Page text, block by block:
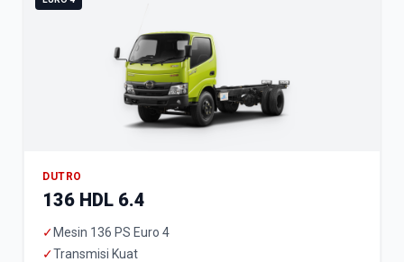
DUTRO
136 HDL 6.4
✓ Mesin 136 PS Euro 4
✓Transmisi Kuat